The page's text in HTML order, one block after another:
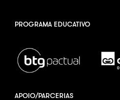
PROGRAMA EDUCATIVO
APOIO/PARCERIAS